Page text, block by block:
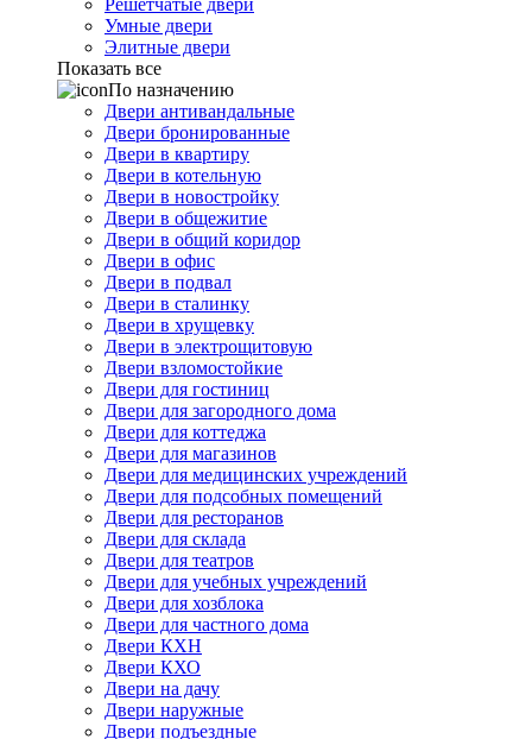
Решетчатые двери
Умные двери
Элитные двери
Показать все
По назначению
Двери антивандальные
Двери бронированные
Двери в квартиру
Двери в котельную
Двери в новостройку
Двери в общежитие
Двери в общий коридор
Двери в офис
Двери в подвал
Двери в сталинку
Двери в хрущевку
Двери в электрощитовую
Двери взломостойкие
Двери для гостиниц
Двери для загородного дома
Двери для коттеджа
Двери для магазинов
Двери для медицинских учреждений
Двери для подсобных помещений
Двери для ресторанов
Двери для склада
Двери для театров
Двери для учебных учреждений
Двери для хозблока
Двери для частного дома
Двери КХН
Двери КХО
Двери на дачу
Двери наружные
Двери подъездные